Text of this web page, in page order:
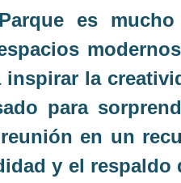
es
inspirar la
para
en un
y el